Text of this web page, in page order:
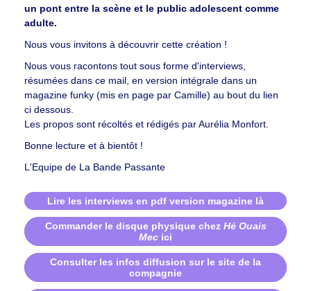
un pont entre la scène et le public adolescent comme
adulte.
Nous vous invitons à découvrir cette création !
Nous vous racontons tout sous forme d'interviews,
résumées dans ce mail, en version intégrale dans un
magazine funky (mis en page par Camille) au bout du lien
ci dessous.
Les propos sont récoltés et rédigés par Aurélia Monfort.
Bonne lecture et à bientôt !
L'Equipe de La Bande Passante
Lire les interviews en pdf version magazine là
Commander le disque physique chezHé Ouais
Mec ici
Consulter les infos diffusion sur le site de la
compagnie